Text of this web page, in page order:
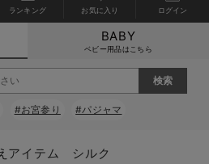
授乳ブラ・マタニティブラ（マタニティインナー・産後用品）
戻る
送料無料アイテム全て
ワンピース
戻る
ブラキャミ おまとめ
戻る
【37周年祭セール】
【37周年祭セール】
戻る
気温差別オススメア
【15℃】3月下旬～
戻る
動きやすく着回しで
戻る
強撚スムース(コスパ
戻る
マタニティウェア
【おまとめ割】パジ
戻る
こだわりの履き心地
カジュアル
戻る
ジャケット派
戻る
出産準備応援割全て
マタニティパジャマ
戻る
【オフィスカジュア
戻る
レギンスタイプ
戻る
【フォーマル】ワン
戻る
【ベビー】長袖
戻る
ハンカチ
戻る
快適ウェア10%OFF
戻る
春のマタニティワン
セットアップ・ レイ
戻る
Gift Selection 出産
〜3,000円（税込）
戻る
冬の冷え対策インナ
薄くてあったか
戻る
入院準備の持ち物チ
入院してすぐ使うグ
戻る
冬のあったか特集全て
【冬のあったか特集
ランキング お気に入り ログイン
BABY
ベビー用品はこちら
#お宮参り #パジャマ
アイテム シルク
閉じる